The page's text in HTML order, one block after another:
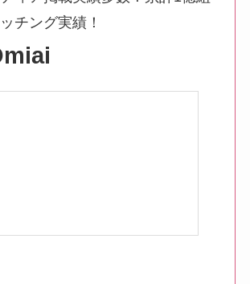
チング実績！